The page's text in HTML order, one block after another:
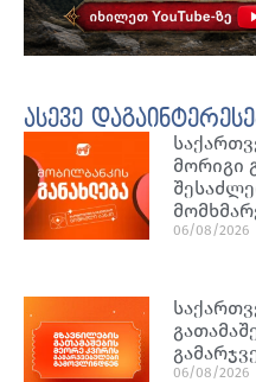
ასევე
მორიგი
06/08/2026
06/08/2026